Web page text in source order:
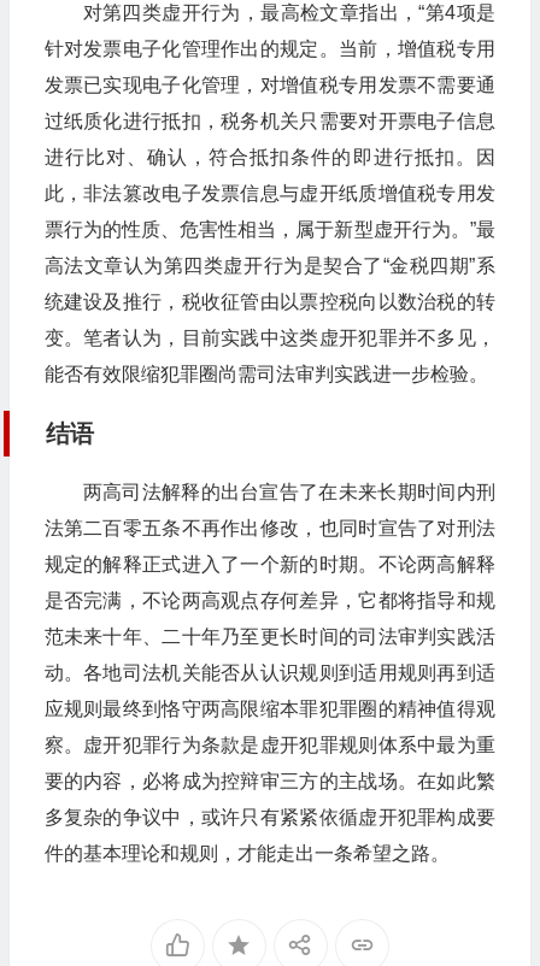
对第四类虚开行为，最高检文章指出，“第4项是
针对发票电子化管理作出的规定。当前，增值税专用
发票已实现电子化管理，对增值税专用发票不需要通
过纸质化进行抵扣，税务机关只需要对开票电子信息
进行比对、确认，符合抵扣条件的即进行抵扣。因
此，非法篡改电子发票信息与虚开纸质增值税专用发
票行为的性质、危害性相当，属于新型虚开行为。”最
高法文章认为第四类虚开行为是契合了“金税四期”系
统建设及推行，税收征管由以票控税向以数治税的转
变。笔者认为，目前实践中这类虚开犯罪并不多见，
能否有效限缩犯罪圈尚需司法审判实践进一步检验。
结语
两高司法解释的出台宣告了在未来长期时间内刑
法第二百零五条不再作出修改，也同时宣告了对刑法
规定的解释正式进入了一个新的时期。不论两高解释
是否完满，不论两高观点存何差异，它都将指导和规
范未来十年、二十年乃至更长时间的司法审判实践活
动。各地司法机关能否从认识规则到适用规则再到适
应规则最终到恪守两高限缩本罪犯罪圈的精神值得观
察。虚开犯罪行为条款是虚开犯罪规则体系中最为重
要的内容，必将成为控辩审三方的主战场。在如此繁
多复杂的争议中，或许只有紧紧依循虚开犯罪构成要
件的基本理论和规则，才能走出一条希望之路。